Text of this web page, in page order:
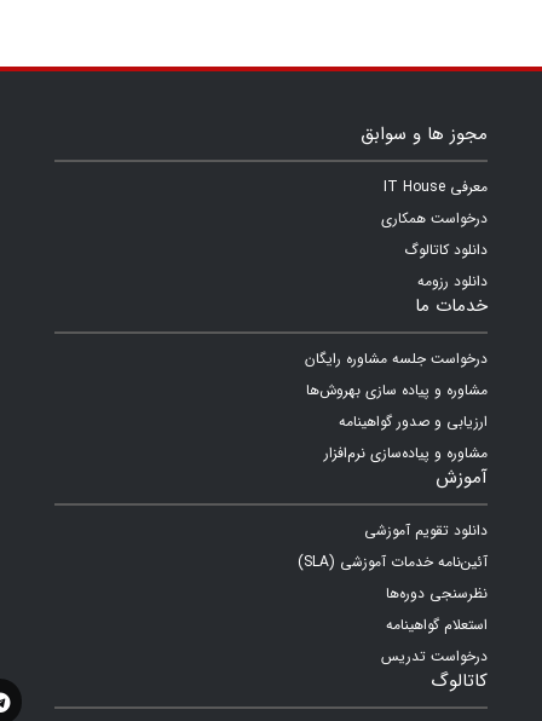
مجوز ها و سوابق
معرفی IT House
درخواست همکاری
دانلود کاتالوگ
دانلود رزومه
خدمات ما
درخواست جلسه مشاوره رایگان
مشاوره و پیاده سازی بهروش‌ها
ارزیابی و صدور گواهینامه
مشاوره و پیاده‌سازی نرم‌افزار
آموزش
دانلود تقویم آموزشی
آئین‌نامه خدمات آموزشی (SLA)
نظرسنجی دوره‌ها
استعلام گواهینامه
درخواست تدریس
کاتالوگ